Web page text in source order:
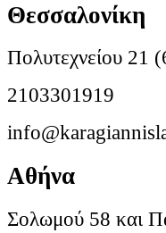
Θεσσαλονίκη
Πολυτεχνείου 21
2103301919
Αθήνα
Σολωμού 58 και